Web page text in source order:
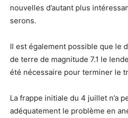
nouvelles d’autant plus
serons.
Il est également possible que le
de terre de magnitude 7.1 le
été nécessaire pour terminer le
La frappe initiale du 4 juillet n’a
adéquatement le problème en